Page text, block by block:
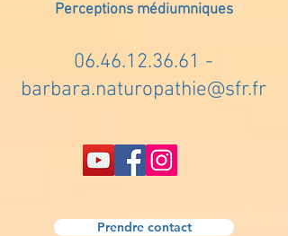
Perceptions médiumniques
06.46.12.36.61 -
barbara.naturopathie@sfr.fr
Prendre contact